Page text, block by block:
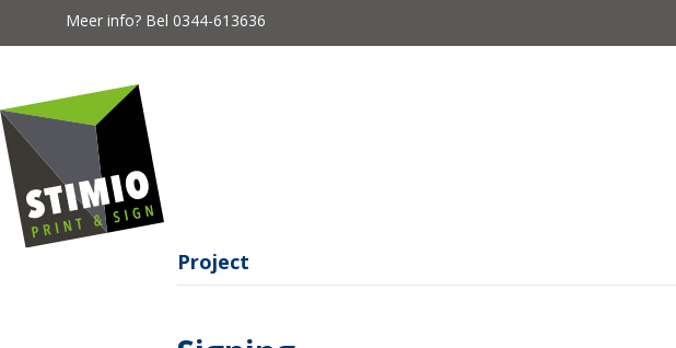
Meer info? Bel 0344-613636
Project